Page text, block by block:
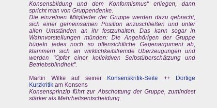
Konsensbildung und dem Konformismus" erliegen, dann
spricht man von Gruppendenke.
Die einzelnen Mitglieder der Gruppe werden dazu gebracht,
sich einer gemeinsamen Position anzuschließen und unter
allen Umständen an ihr festzuhalten. Das kann sogar in
Wahnvorstellungen münden: Die Angehörigen der Gruppe
bügeln jedes noch so offensichtliche Gegenargument ab,
klammern sich an wirklichkeitsfremde Überzeugungen und
werden "Opfer einer kollektiven Selbstüberschätzung und
Betriebsblindheit".
Martin Wilke auf seiner
Konsenskritik-Seite ++
Dortige
Kurzkritik am Konsens
Konsensprinzip führt zur Abschottung der Gruppe, zumindest
stärker als Mehrheitsentscheidung.